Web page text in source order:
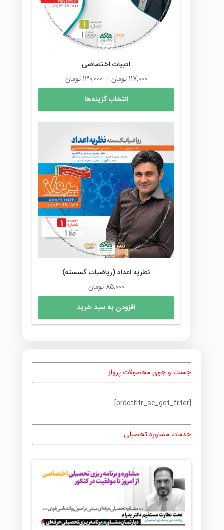
ادبیات اختصاصی
117,000 تومان –
130,000 تومانمحدوده
قیمت:
تا
130,000 تومان
انتخاب گزینه‌ها
ممکن
است
در
شوند
نظریه اعداد (ریاضیات گسسته)
85,000 تومان
افزودن به سبد خرید
جست و جوی محصولات پرواز
[prdctfltr_sc_get_filter]
خدمات مشاوره تحصیلی